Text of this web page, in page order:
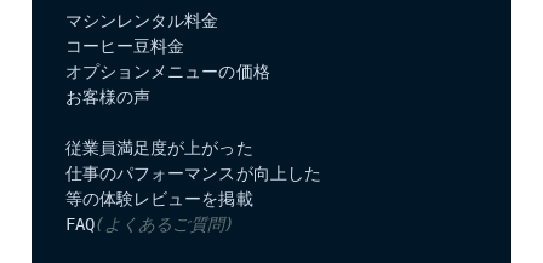
マシンレンタル料金
コーヒー豆料金
オプションメニューの価格
お客様の声
従業員満足度が上がった
仕事のパフォーマンスが向上した
等の体験レビューを掲載
FAQ(よくあるご質問)